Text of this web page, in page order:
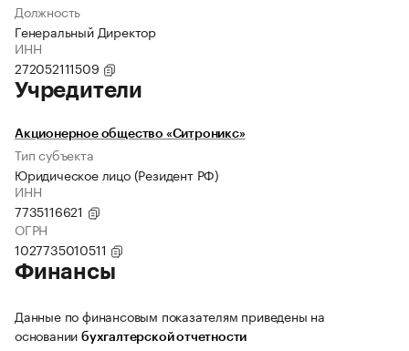
Должность
Генеральный Директор
ИНН
272052111509
Учредители
Акционерное общество «Ситроникс»
Тип субъекта
Юридическое лицо (Резидент РФ)
ИНН
7735116621
ОГРН
1027735010511
Финансы
Данные по финансовым показателям приведены на
основании бухгалтерской отчетности